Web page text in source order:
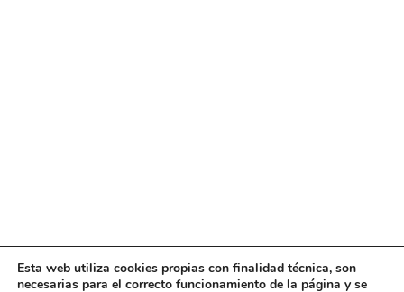
Esta web utiliza cookies propias con finalidad técnica, son
necesarias para el correcto funcionamiento de la página y se